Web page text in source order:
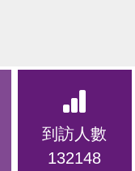
到訪人數
132148